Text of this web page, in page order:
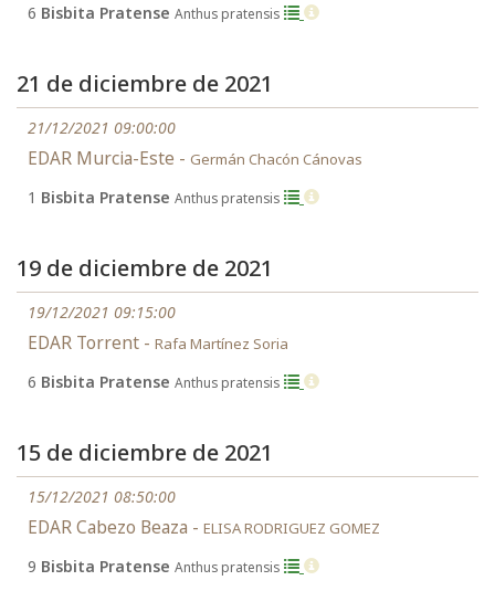
6 Bisbita Pratense Anthus pratensis
21 de diciembre de 2021
21/12/2021 09:00:00
EDAR Murcia-Este - Germán Chacón Cánovas
1 Bisbita Pratense Anthus pratensis
19 de diciembre de 2021
19/12/2021 09:15:00
EDAR Torrent - Rafa Martínez Soria
6 Bisbita Pratense Anthus pratensis
15 de diciembre de 2021
15/12/2021 08:50:00
EDAR Cabezo Beaza - ELISA RODRIGUEZ GOMEZ
9 Bisbita Pratense Anthus pratensis